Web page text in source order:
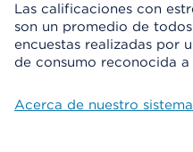
Las calificaciones con
son un promedio de
encuestas realizadas por
de consumo reconocida
Acerca de nuestro